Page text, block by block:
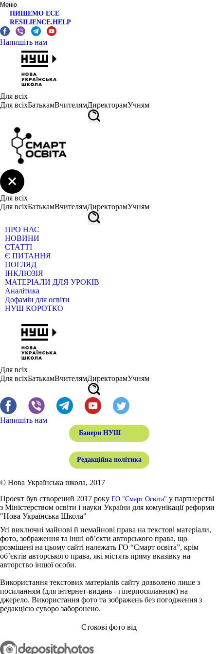
Меню
ПИШЕМО ЕСЕ
RESILIENCE.HELP
Напишіть нам
Для всіх
Для всіхБатькамВчителямДиректорамУчням
Для всіх
Для всіхБатькамВчителямДиректорамУчням
ПРО НАС
НОВИНИ
СТАТТІ
Є ПИТАННЯ
ПОГЛЯД
ІНКЛЮЗІЯ
МАТЕРІАЛИ ДЛЯ УРОКІВ
Аналітика
Дофамін для освіти
НУШ КОРОТКО
Для всіх
Для всіхБатькамВчителямДиректорамУчням
Напишіть нам
Банери НУШ
Редакційна політика
© Нова Українська школа, 2017
Проект був створений 2017 року ГО "Смарт Освіта" у партнерстві
з Міністерством освіти і науки України для комунікації реформи
"Нова Українська Школа"
Усі виключні майнові й немайнові права на текстові матеріали,
фото, зображення та інші об’єкти авторського права, що
розміщені на цьому сайті належать ГО “Смарт освіта”, крім
об’єктів авторського права, які містять пряму вказівку на
авторство іншої особи.
Використання текстових матеріалів сайту дозволено лише з
посиланням (для інтернет-видань - гіперпосиланням) на
джерело. Використання фото та зображень без погодження з
редакцією суворо заборонено.
Стокові фото від